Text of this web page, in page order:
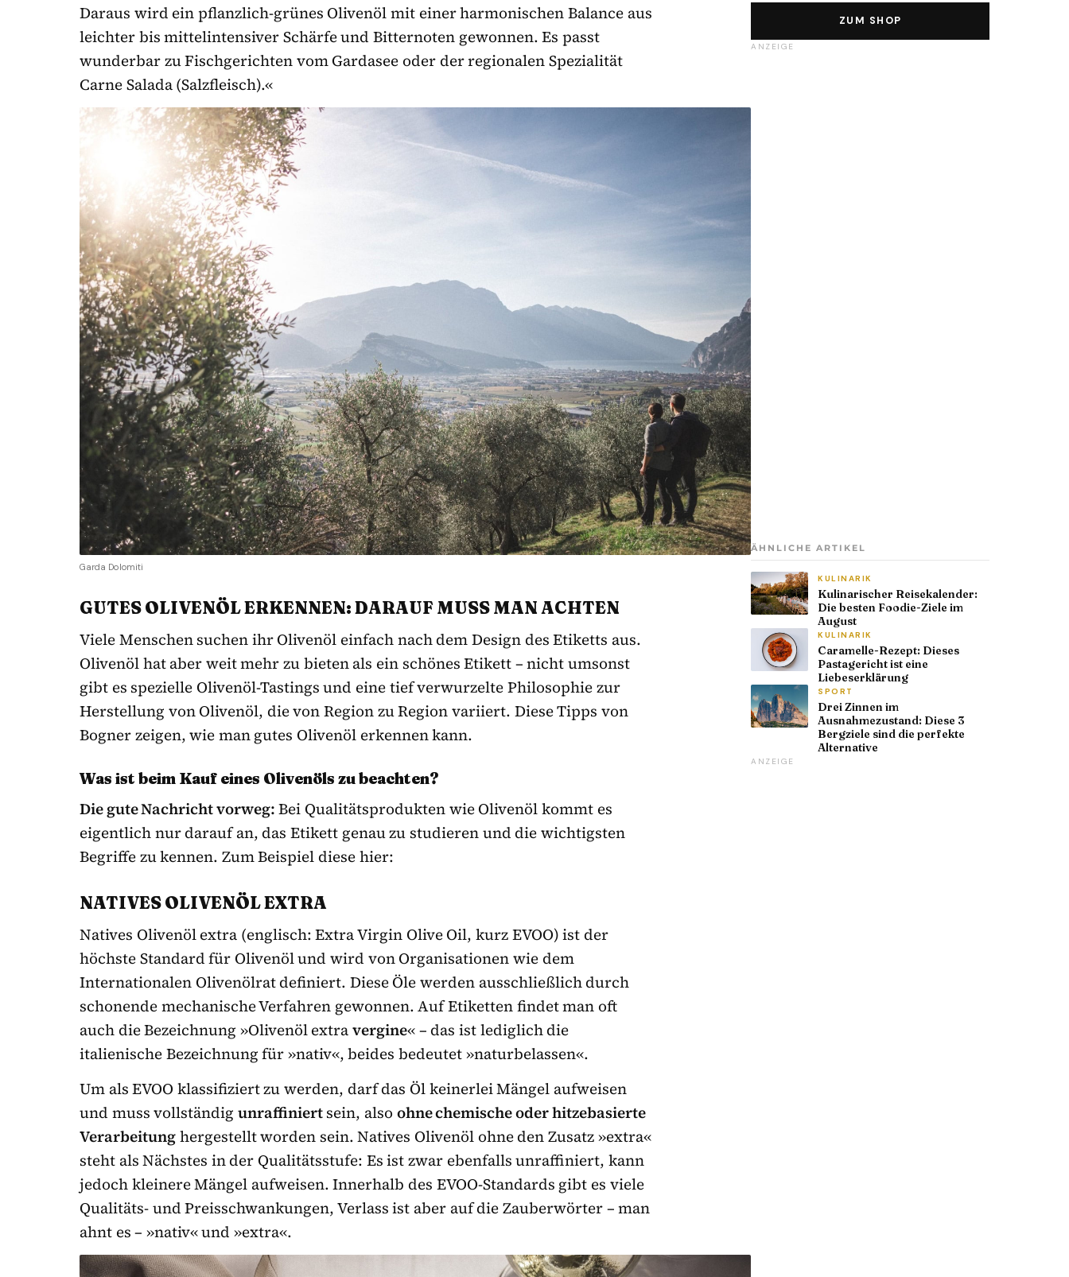
Daraus wird ein pflanzlich-grünes Olivenöl mit einer harmonischen Balance aus
leichter bis mittelintensiver Schärfe und Bitternoten gewonnen. Es passt
wunderbar zu Fischgerichten vom Gardasee oder der regionalen Spezialität
Carne Salada (Salzfleisch).«
Garda Dolomiti
GUTES OLIVENÖL ERKENNEN: DARAUF MUSS MAN ACHTEN
Viele Menschen suchen ihr Olivenöl einfach nach dem Design des Etiketts aus.
Olivenöl hat aber weit mehr zu bieten als ein schönes Etikett – nicht umsonst
gibt es spezielle Olivenöl-Tastings und eine tief verwurzelte Philosophie zur
Herstellung von Olivenöl, die von Region zu Region variiert. Diese Tipps von
Bogner zeigen, wie man gutes Olivenöl erkennen kann.
Was ist beim Kauf eines Olivenöls zu beachten?
Die gute Nachricht vorweg:Bei Qualitätsprodukten wie Olivenöl kommt es
eigentlich nur darauf an, das Etikett genau zu studieren und die wichtigsten
Begriffe zu kennen. Zum Beispiel diese hier:
NATIVES OLIVENÖL EXTRA
Natives Olivenöl extra (englisch: Extra Virgin Olive Oil, kurz EVOO) ist der
höchste Standard für Olivenöl und wird von Organisationen wie dem
Internationalen Olivenölrat definiert. Diese Öle werden ausschließlich durch
schonende mechanische Verfahren gewonnen. Auf Etiketten findet man oft
auch die Bezeichnung »Olivenöl extravergine« – das ist lediglich die
italienische Bezeichnung für »nativ«, beides bedeutet »naturbelassen«.
Um als EVOO klassifiziert zu werden, darf das Öl keinerlei Mängel aufweisen
und muss vollständig unraffiniertsein, also ohne chemische oder hitzebasierte
Verarbeitunghergestellt worden sein. Natives Olivenöl ohne den Zusatz »extra«
steht als Nächstes in der Qualitätsstufe: Es ist zwar ebenfalls unraffiniert, kann
jedoch kleinere Mängel aufweisen. Innerhalb des EVOO-Standards gibt es viele
Qualitäts- und Preisschwankungen, Verlass ist aber auf die Zauberwörter – man
ahnt es – »nativ« und »extra«.
ZUM SHOP
ANZEIGE
ÄHNLICHE ARTIKEL
KULINARIK
Kulinarischer Reisekalender:
Die besten Foodie-Ziele im
August
KULINARIK
Caramelle-Rezept: Dieses
Pastagericht ist eine
Liebeserklärung
SPORT
Drei Zinnen im
Ausnahmezustand: Diese 3
Bergziele sind die perfekte
Alternative
ANZEIGE